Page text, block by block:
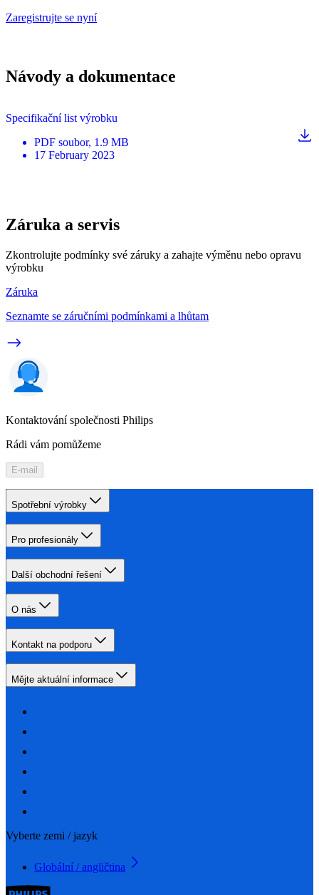
Zaregistrujte se nyní
Návody a dokumentace
Specifikační list výrobku
PDF soubor, 1.9 MB
17 February 2023
Záruka a servis
Zkontrolujte podmínky své záruky a zahajte výměnu nebo opravu
výrobku
Záruka
Seznamte se záručními podmínkami a lhůtam
Kontaktování společnosti Philips
Rádi vám pomůžeme
E-mail
Spotřební výrobky
Pro profesionály
Další obchodní řešení
O nás
Kontakt na podporu
Mějte aktuální informace
Vyberte zemi / jazyk
Globální / angličtina